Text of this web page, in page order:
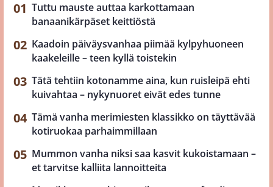
Tuttu mauste auttaa karkottamaan
banaanikärpäset keittiöstä
Kaadoin päiväysvanhaa piimää kylpyhuoneen
kaakeleille – teen kyllä toistekin
Tätä tehtiin kotonamme aina, kun ruisleipä ehti
kuivahtaa – nykynuoret eivät edes tunne
Tämä vanha merimiesten klassikko on täyttävää
kotiruokaa parhaimmillaan
Mummon vanha niksi saa kasvit kukoistamaan –
et tarvitse kalliita lannoitteita